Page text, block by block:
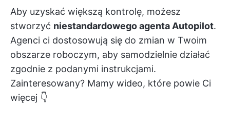
Aby uzyskać większą kontrolę, możesz
stworzyć niestandardowego agenta Autopilot.
Agenci ci dostosowują się do zmian w Twoim
obszarze roboczym, aby samodzielnie działać
zgodnie z podanymi instrukcjami.
Zainteresowany? Mamy wideo, które powie Ci
więcej 👇